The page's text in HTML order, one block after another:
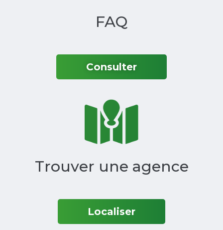
FAQ‎
Consulter
Trouver une agence‎
Localiser